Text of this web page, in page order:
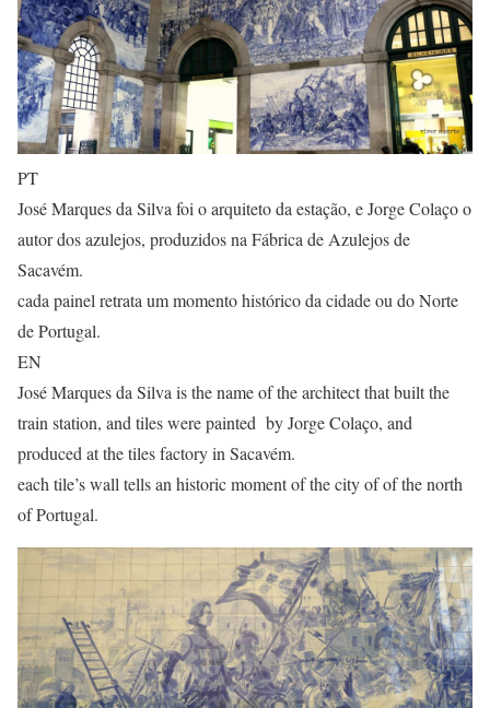
PT
José Marques da Silva foi o arquiteto da estação, e Jorge Colaço o
autor dos azulejos, produzidos na Fábrica de Azulejos de
Sacavém.
cada painel retrata um momento histórico da cidade ou do Norte
de Portugal.
EN
José Marques da Silva is the name of the architect that built the
train station, and tiles were painted by Jorge Colaço, and
produced at the tiles factory in Sacavém.
each tile’s wall tells an historic moment of the city of of the north
of Portugal.